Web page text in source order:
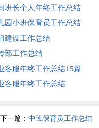
班长个人年终工作总结
园小班保育员工作总结
建设工作总结
部工作总结
客服年终工作总结15篇
客服年终工作总结
下一篇： 中班保育员工作总结